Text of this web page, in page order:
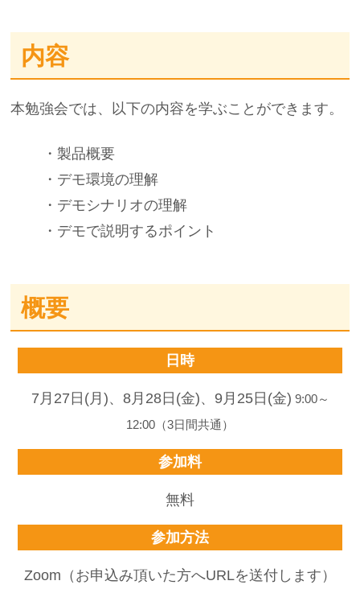
内容
本勉強会では、以下の内容を学ぶことができます。
・製品概要
・デモ環境の理解
・デモシナリオの理解
・デモで説明するポイント
概要
日時
7月27日(月)、8月28日(金)、9月25日(金) 9:00～
12:00（3日間共通）
参加料
無料
参加方法
Zoom（お申込み頂いた方へURLを送付します）